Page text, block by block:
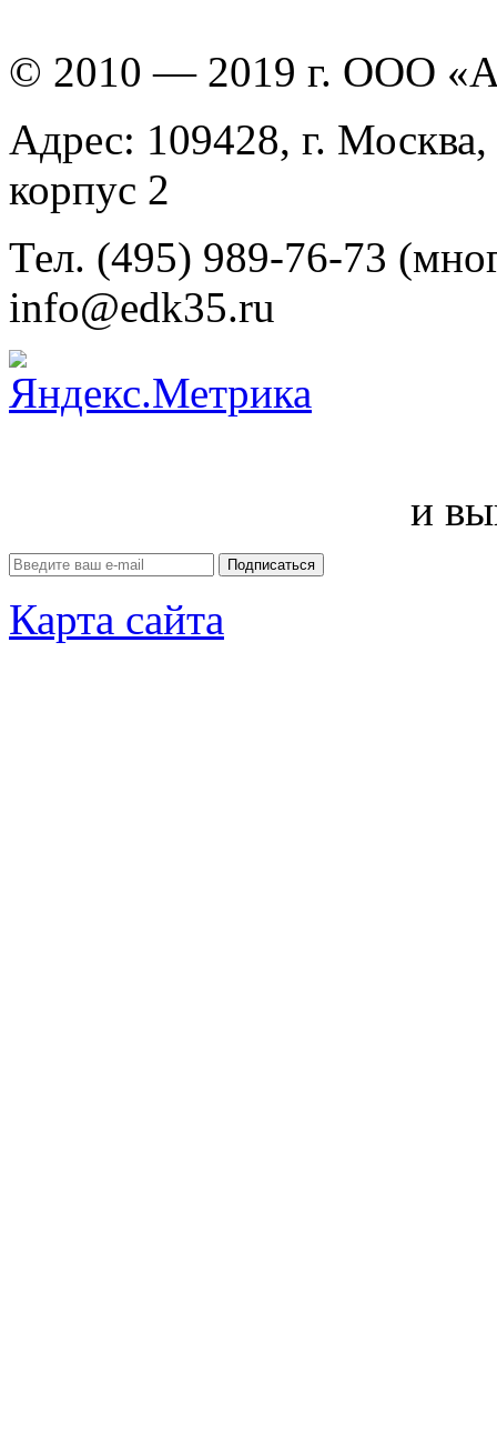
© 2010 — 2019 г. ООО
Адрес: 109428, г.
корпус 2
Тел. (495) 989-76-73
info@edk35.ru
и
Карта сайта